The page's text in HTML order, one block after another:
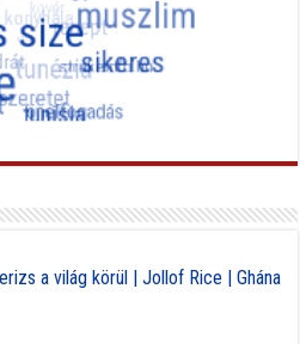
a világ körül | Jollof Rice | Ghána